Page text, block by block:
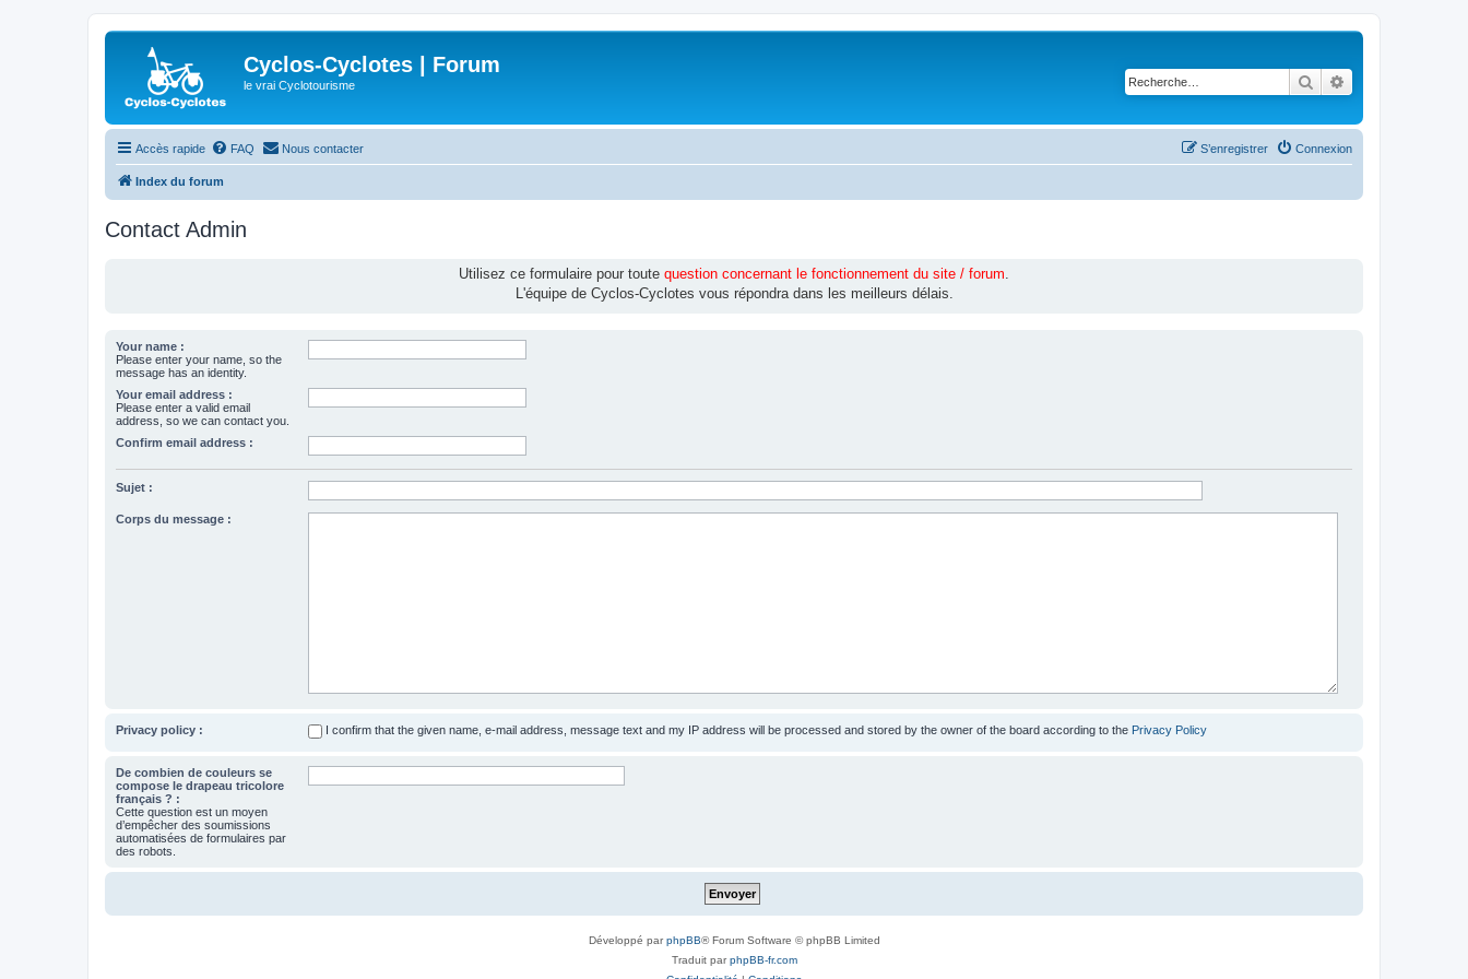
Cyclos-Cyclotes | Forum
le vrai Cyclotourisme Rechercher
Accès rapide FAQ Nous contacter Connexion
S’enregistrer
Index du forum
Contact Admin
Utilisez ce formulaire pour toute question concernant le fonctionnement du site / forum.
L'équipe de Cyclos-Cyclotes vous répondra dans les meilleurs délais.
Your name :
Please enter your name, so the
message has an identity.
Your email address :
Please enter a valid email
address, so we can contact you.
Confirm email address :
Sujet :
Corps du message :
Privacy policy : I confirm that the given name, e-mail address, message text and my IP address will be processed and stored by the owner of the board according to the Privacy Policy
De combien de couleurs se
compose le drapeau tricolore
français ? :
Cette question est un moyen
d’empêcher des soumissions
automatisées de formulaires par
des robots.
Développé parphpBB® Forum Software © phpBB Limited
Traduit parphpBB-fr.com